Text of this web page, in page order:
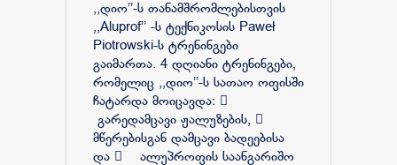
,,დიო’’-ს თანამშრომლებისთვის
,,Aluprof’’ -ს ტექნიკოსის Paweł
Piotrowski-ს ტრენინგები
გაიმართა. 4 დღიანი ტრენინგები,
რომელიც ,,დიო’’-ს სათაო ოფისში
ჩატარდა მოიცავდა: 
გარედამცავი ჟალუზების, 
მწერებისგან დამცავი ბადეებისა
და  ალუპროფის საანგარიშო